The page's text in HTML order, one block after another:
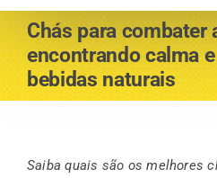
A
Minha
Chás para combater
encontrando calma e
bebidas naturais
Saiba quais são os melhores